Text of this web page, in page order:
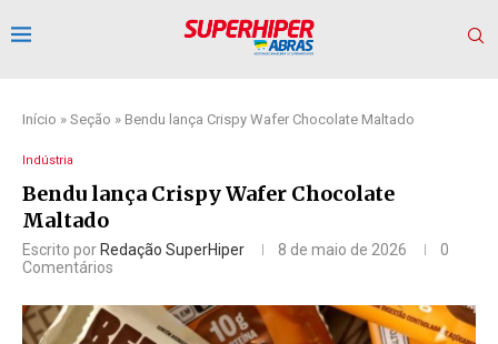
Início » Seção » Bendu lança Crispy Wafer Chocolate Maltado
Indústria
Bendu lança Crispy Wafer Chocolate
Maltado
Escrito porRedação SuperHiper 8 de maio de 2026
0
Comentários